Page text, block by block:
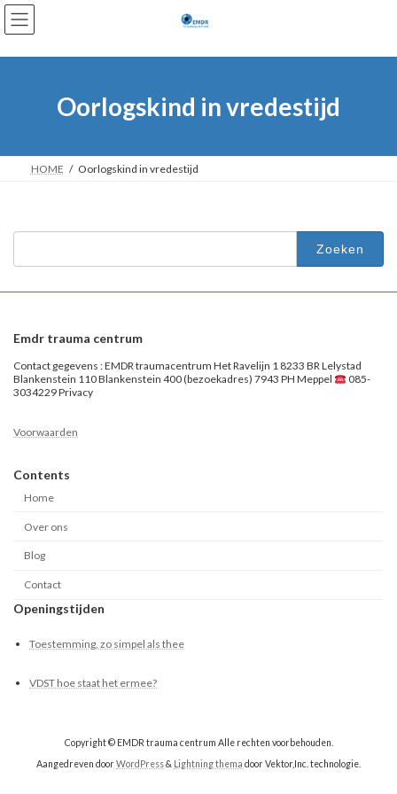
Ga
naar
de
Ga
naar
de
Oorlogskind in vredestijd
HOME Oorlogskind in vredestijd
Zoeken
Emdr trauma centrum
Contact gegevens : EMDR traumacentrum Het Ravelijn 1 8233 BR Lelystad
Blankenstein 110 Blankenstein 400 (bezoekadres) 7943 PH Meppel
085-
3034229 Privacy
Voorwaarden
Contents
Home
Over ons
Blog
Contact
Openingstijden
Toestemming, zo simpel als thee
VDST hoe staat het ermee?
Copyright © EMDR trauma centrum Alle rechten voorbehouden.
Aangedreven doorWordPress& Lightning thema door Vektor,Inc. technologie.